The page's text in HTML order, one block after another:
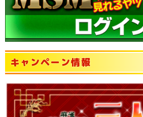
キャンペーン情報